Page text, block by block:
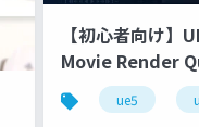
【初心者向け】
Movie Render
【Cinematic
ue5